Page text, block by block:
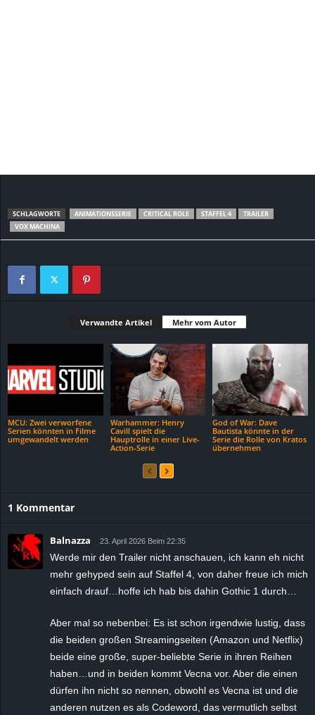
SCHLAGWORTE ANIMATIONSSERIE CRITICAL ROLE STAFFEL 4
TRAILER
VOX MACHINA
Verwandte Artikel Mehr vom Autor
MCU: Zwei verworfene
Serien könnten in Filme
umgewandelt werden
Warhammer: Henry
Cavill spielt die
Hauptrolle in einer Live-
Action-Serie
God of War: Dave
Bautista könnte in der
Serie die Rolle von Kratos
übernehmen
1 Kommentar
Balnazza 23. April 2026 Beim 22:35
Werde mir den Trailer nicht anschauen, ich kann eh nicht
mehr gehyped sein auf Staffel 4, von daher freue ich mich
einfach drauf…hoffe ich hab bis dahin Gothic 1 durch…
Aber mal so nebenbei: Es ist schon irgendwie lustig, dass
die beiden großen Streamingseiten (Amazon und Netflix)
beide eine große, super-beliebte Serie in ihren Reihen
haben…und in beiden kommt Vecna vor. Aber die einen
dürfen ihn nicht so nennen, obwohl es Vecna ist und die
anderen nutzen es als Codeword, das vermutlich selbst